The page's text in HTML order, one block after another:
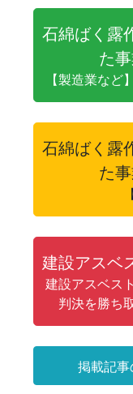
石綿ばく露
た
【製造業など
石綿ばく露
た
建設アスベ
建設アスベス
判決を勝ち
掲載記事